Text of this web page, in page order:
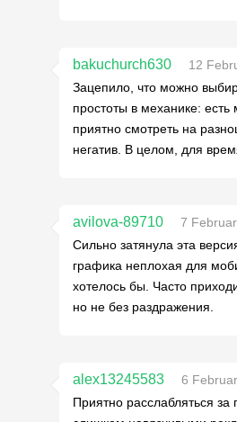
bakuchurch630
12
Зацепило, что можно
простоты в механике:
приятно смотреть на
негатив. В целом, для
avilova-89710
7
Сильно затянула эта
графика неплохая для
хотелось бы. Часто
но не без раздражения.
alex13245583
6
Приятно расслабляться за